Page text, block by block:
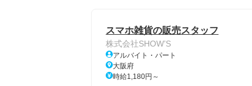
スマホ雑貨の販売スタッフ
株式会社SHOW’S
アルバイト・パート
大阪府
時給1,180円～